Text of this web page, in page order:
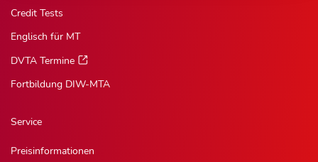
Credit Tests
Englisch für MT
DVTA Termine
Fortbildung DIW-MTA
Service
Preisinformationen